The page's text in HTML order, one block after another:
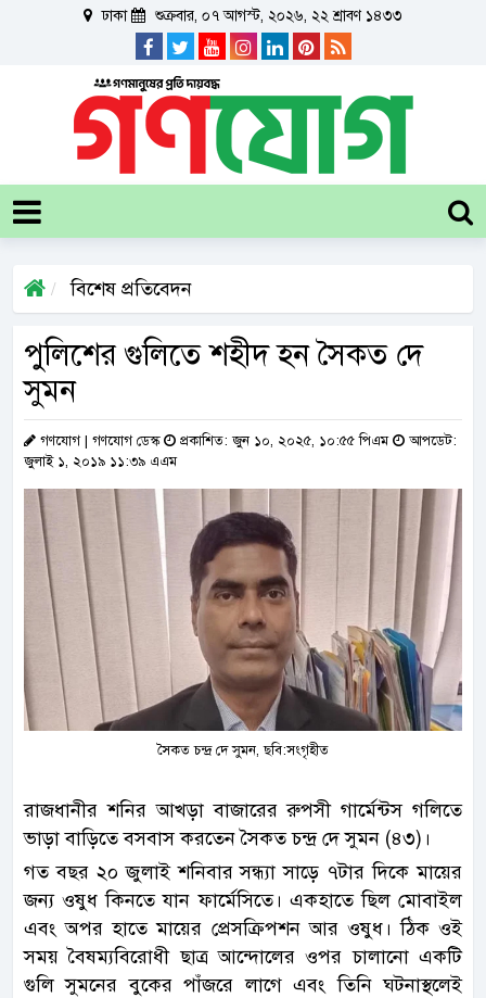
ঢাকা শুক্রবার, ০৭ আগস্ট, ২০২৬, ২২ শ্রাবণ ১৪৩৩
বিশেষ প্রতিবেদন
পুলিশের গুলিতে শহীদ হন সৈকত দে
সুমন
গণযোগ | গণযোগ ডেস্ক প্রকাশিত: জুন ১০, ২০২৫, ১০:৫৫ পিএম
আপডেট:
জুলাই ১, ২০১৯ ১১:৩৯ এএম
সৈকত চন্দ্র দে সুমন, ছবি:সংগৃহীত
রাজধানীর শনির আখড়া বাজারের রুপসী গার্মেন্টস গলিতে
ভাড়া বাড়িতে বসবাস করতেন সৈকত চন্দ্র দে সুমন (৪৩)।
গত বছর ২০ জুলাই শনিবার সন্ধ্যা সাড়ে ৭টার দিকে মায়ের
জন্য ওষুধ কিনতে যান ফার্মেসিতে। একহাতে ছিল মোবাইল
এবং অপর হাতে মায়ের প্রেসক্রিপশন আর ওষুধ। ঠিক ওই
সময় বৈষম্যবিরোধী ছাত্র আন্দোলের ওপর চালানো একটি
গুলি সুমনের বুকের পাঁজরে লাগে এবং তিনি ঘটনাস্থলেই